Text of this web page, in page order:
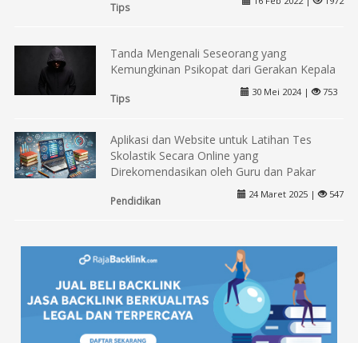
Tips
Tanda Mengenali Seseorang yang
Kemungkinan Psikopat dari Gerakan Kepala
Tips
30 Mei 2024 | 753
Aplikasi dan Website untuk Latihan Tes
Skolastik Secara Online yang
Direkomendasikan oleh Guru dan Pakar
Pendidikan
24 Maret 2025 | 547